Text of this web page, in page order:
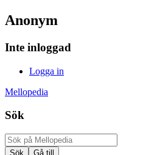
Anonym
Inte inloggad
Logga in
Mellopedia
Sök